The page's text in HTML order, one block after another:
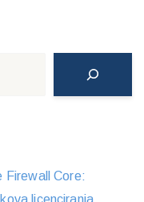
Firewall Core:
licenciranja